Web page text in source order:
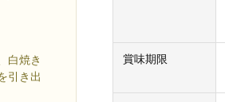
白焼き
引き出
賞味期限